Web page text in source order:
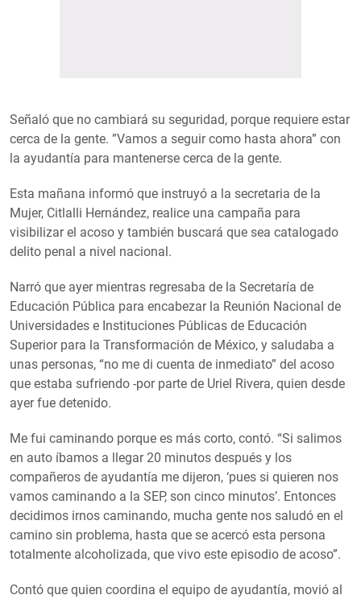
Señaló que no cambiará su seguridad, porque requiere estar
cerca de la gente. ”Vamos a seguir como hasta ahora” con
la ayudantía para mantenerse cerca de la gente.
Esta mañana informó que instruyó a la secretaria de la
Mujer, Citlalli Hernández, realice una campaña para
visibilizar el acoso y también buscará que sea catalogado
delito penal a nivel nacional.
Narró que ayer mientras regresaba de la Secretaría de
Educación Pública para encabezar la Reunión Nacional de
Universidades e Instituciones Públicas de Educación
Superior para la Transformación de México, y saludaba a
unas personas, “no me di cuenta de inmediato” del acoso
que estaba sufriendo -por parte de Uriel Rivera, quien desde
ayer fue detenido.
Me fui caminando porque es más corto, contó. “Si salimos
en auto íbamos a llegar 20 minutos después y los
compañeros de ayudantía me dijeron, ‘pues si quieren nos
vamos caminando a la SEP, son cinco minutos’. Entonces
decidimos irnos caminando, mucha gente nos saludó en el
camino sin problema, hasta que se acercó esta persona
totalmente alcoholizada, que vivo este episodio de acoso”.
Contó que quien coordina el equipo de ayudantía, movió al